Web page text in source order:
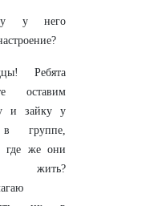
у него
Ребята
оставим
и зайку у
группе,
где же они
жить?